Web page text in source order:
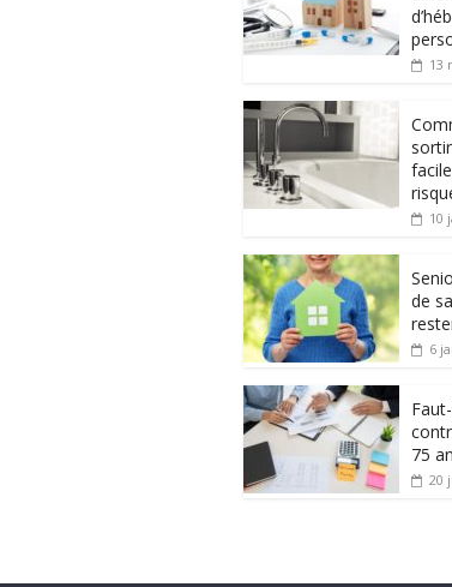
13
10
de
6
75
20